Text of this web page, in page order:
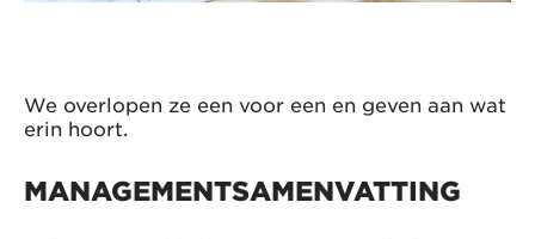
We overlopen ze een voor een en geven aan wat
erin hoort.
MANAGEMENTSAMENVATTING